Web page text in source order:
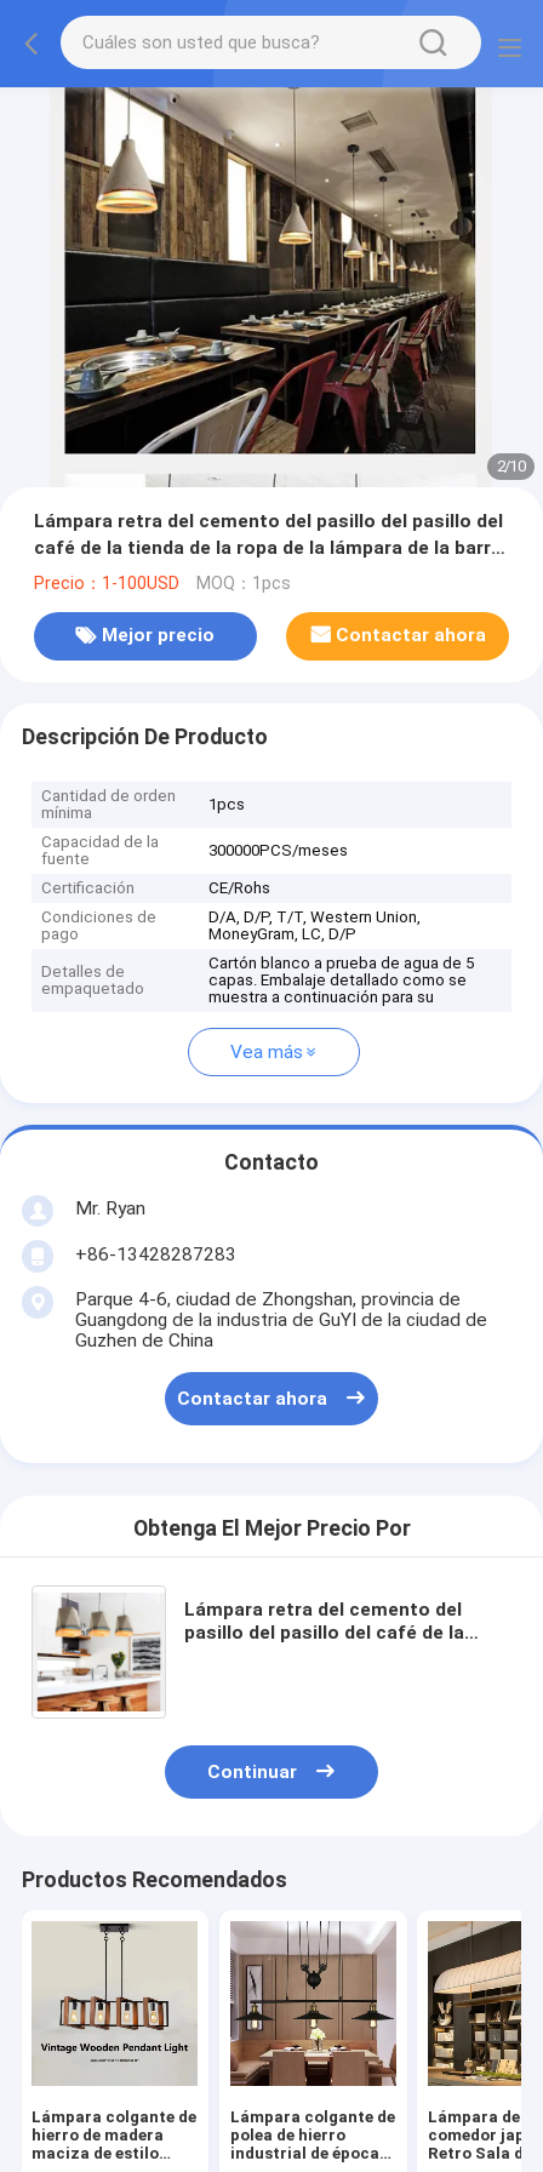
2/10
Lámpara retra del cemento del pasillo del pasillo del
café de la tienda de la ropa de la lámpara de la barra
del restaurante del estilo industrial (WH-VP-242)
Precio：1-100USD MOQ：1pcs
Mejor precio Contactar ahora
Descripción De Producto
Cantidad de orden
mínima
1pcs
Capacidad de la
fuente
300000PCS/meses
Certificación
CE/Rohs
Condiciones de
pago
D/A, D/P, T/T, Western Union,
MoneyGram, LC, D/P
Detalles de
empaquetado
Cartón blanco a prueba de agua de 5
capas. Embalaje detallado como se
muestra a continuación para su
Vea más
Contacto
Mr. Ryan
+86-13428287283
Parque 4-6, ciudad de Zhongshan, provincia de
Guangdong de la industria de GuYI de la ciudad de
Guzhen de China
Contactar ahora
Obtenga El Mejor Precio Por
Lámpara retra del cemento del
pasillo del pasillo del café de la
Continuar
Productos Recomendados
Lámpara colgante de
hierro de madera
maciza de estilo
Lámpara colgante de
polea de hierro
industrial de época
Lámpara de
comedor
Retro Sala de